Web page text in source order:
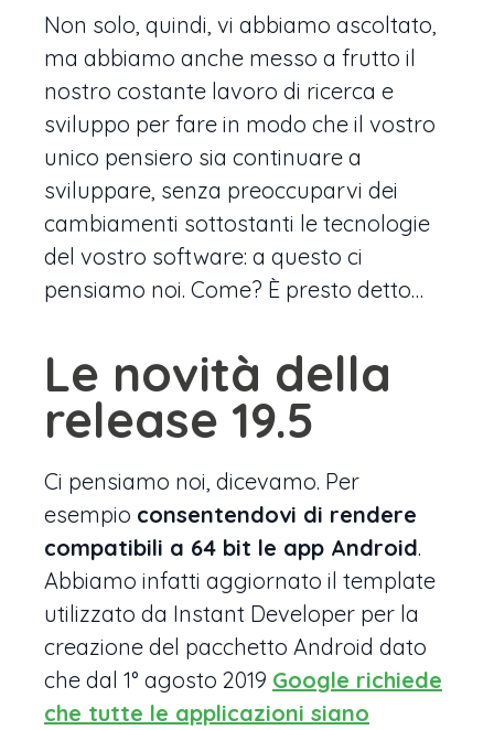
Non solo, quindi, vi abbiamo ascoltato,
ma abbiamo anche messo a frutto il
nostro costante lavoro di ricerca e
sviluppo per fare in modo che il vostro
unico pensiero sia continuare a
sviluppare, senza preoccuparvi dei
cambiamenti sottostanti le tecnologie
del vostro software: a questo ci
pensiamo noi. Come? È presto detto…
Le novità della
release 19.5
Ci pensiamo noi, dicevamo. Per
esempio consentendovi di rendere
compatibili a 64 bit le app Android.
Abbiamo infatti aggiornato il template
utilizzato da Instant Developer per la
creazione del pacchetto Android dato
che dal 1° agosto 2019 Google richiede
che tutte le applicazioni siano